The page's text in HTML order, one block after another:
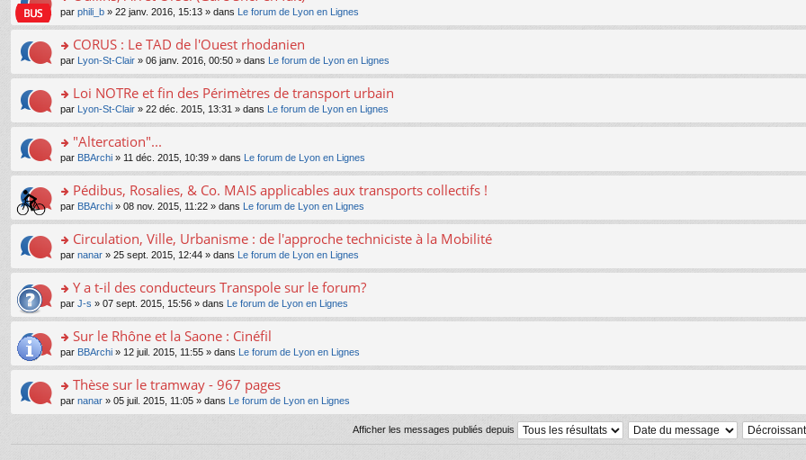
ré
c
e
nt
pl
u
s
ré
c
e
nt
n
le
pl
u
s
ré
c
e
nt
g
e
n
n
le
pl
u
s
ré
c
e
nt
e
s
a
g
e
n
n
le
pl
u
s
ré
c
e
nt
ult
er
le
m
e
s
a
g
e
n
n
le
pl
u
s
ré
c
e
nt
o
n
s
ult
er
le
m
e
s
a
g
e
n
n
le
pl
u
s
ré
c
e
nt
par phili_b » 22 janv. 2016, 15:13 » dans Le forum de Lyon en Lignes
o
n
s
ult
er
le
m
e
s
a
g
e
n
n
le
pl
u
s
ré
c
e
nt
CORUS : Le TAD de l'Ouest rhodanien
par Lyon-St-Clair » 06 janv. 2016, 00:50 » dans Le forum de Lyon en Lignes
o
n
s
ult
er
le
m
e
s
a
g
e
n
n
le
pl
u
s
ré
c
Loi NOTRe et fin des Périmètres de transport urbain
par Lyon-St-Clair » 22 déc. 2015, 13:31 » dans Le forum de Lyon en Lignes
o
n
s
ult
er
le
m
e
s
a
g
e
n
n
le
pl
u
ré
"Altercation"...
par BBArchi » 11 déc. 2015, 10:39 » dans Le forum de Lyon en Lignes
o
n
s
ult
er
le
m
e
s
a
g
e
n
n
Pédibus, Rosalies, & Co. MAIS applicables aux transports collectifs !
par BBArchi » 08 nov. 2015, 11:22 » dans Le forum de Lyon en Lignes
o
n
s
ult
er
le
m
e
s
a
g
e
o
Circulation, Ville, Urbanisme : de l'approche techniciste à la Mobilité
par nanar » 25 sept. 2015, 12:44 » dans Le forum de Lyon en Lignes
o
n
s
ult
er
le
m
e
s
Y a t-il des conducteurs Transpole sur le forum?
par J-s » 07 sept. 2015, 15:56 » dans Le forum de Lyon en Lignes
o
n
s
ult
er
e
Sur le Rhône et la Saone : Cinéfil
par BBArchi » 12 juil. 2015, 11:55 » dans Le forum de Lyon en Lignes
o
n
ult
Thèse sur le tramway - 967 pages
par nanar » 05 juil. 2015, 11:05 » dans Le forum de Lyon en Lignes
Afficher les messages publiés depuis